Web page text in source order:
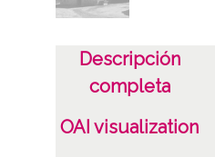
Descripción
completa
OAI visualization